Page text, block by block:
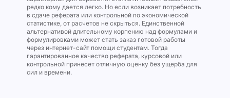
редко кому дается легко. Но если возникает потребность
в сдаче реферата или контрольной по экономической
статистике, от расчетов не скрыться. Единственной
альтернативой длительному корпению над формулами и
формулировками может стать заказ готовой работы
через интернет-сайт помощи студентам. Тогда
гарантированное качество реферата, курсовой или
контрольной принесет отличную оценку без ущерба для
сил и времени.